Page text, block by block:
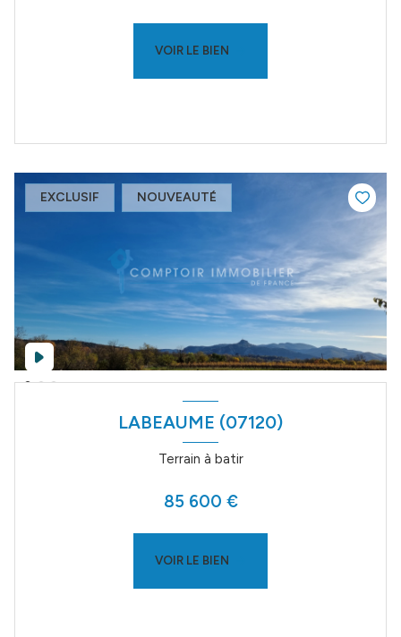
VOIR LE BIEN
EXCLUSIF NOUVEAUTÉ
LABEAUME (07120)
Terrain à batir
85 600 €
VOIR LE BIEN